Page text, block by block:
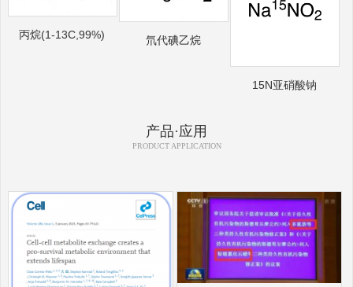
丙烷(1-13C,99%) 氘代碘乙烷
15N亚硝酸钠
产品·应用
PRODUCT APPLICATION